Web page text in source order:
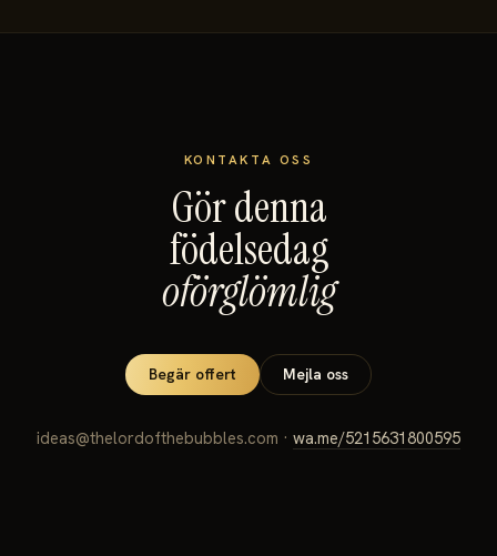
KONTAKTA OSS
Gör denna
födelsedag
oförglömlig
Begär offert Mejla oss
ideas@thelordofthebubbles.com · wa.me/5215631800595